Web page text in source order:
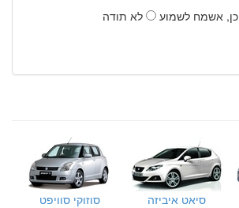
כן, אשמח לשמוע
לא תודה
סיאט איביזה סוזוקי סוויפט